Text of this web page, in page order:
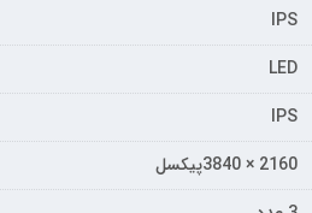
IPS
LED
IPS
2160 × 3840پیکسل